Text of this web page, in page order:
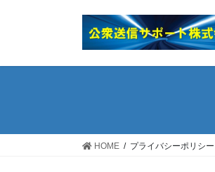
HOME プライバシーポリシー